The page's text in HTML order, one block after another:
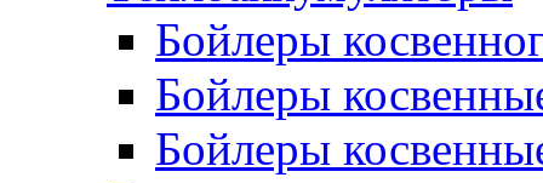
Бойлеры
Бойлеры
Бойлеры